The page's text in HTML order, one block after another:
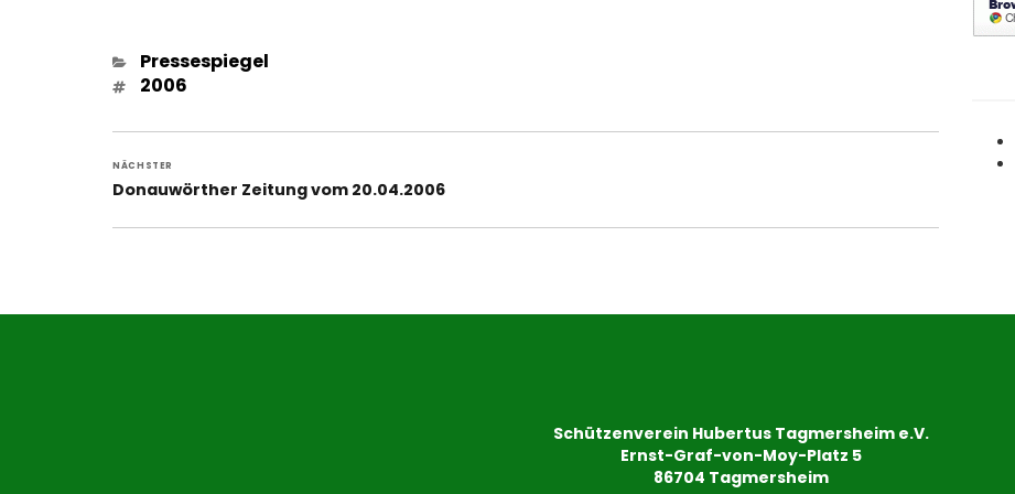
Kategorien
Pressespiegel
Schlagwörter
2006
Beitragsnavigation
NÄCHSTER
Nächster
Donauwörther Zeitung vom 20.04.2006
Schützenverein Hubertus Tagmersheim e.V.
Ernst-Graf-von-Moy-Platz 5
86704 Tagmersheim